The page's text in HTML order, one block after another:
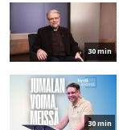
30 min
30 min